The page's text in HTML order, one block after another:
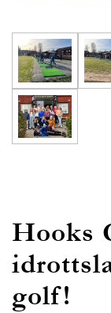
Hooks
golf!